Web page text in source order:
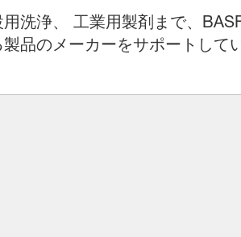
洗浄、 工業用製剤まで、
品のメーカーをサポートしてい